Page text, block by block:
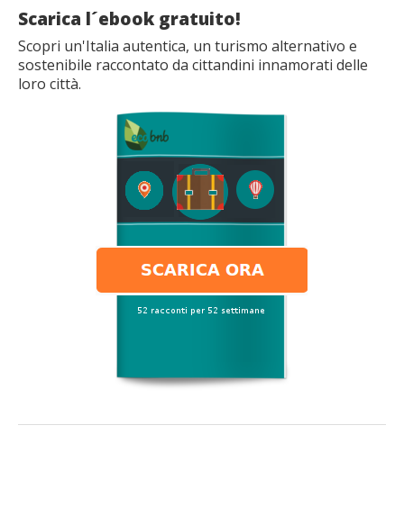
Scarica l´ebook gratuito!
Scopri un'Italia autentica, un turismo alternativo e
sostenibile raccontato da cittandini innamorati delle
loro città.